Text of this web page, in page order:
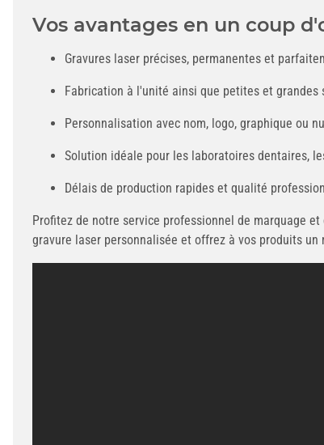
Vos avantages en un coup
Gravures laser précises, permanentes et
Fabrication à l'unité ainsi que petites et grandes
Personnalisation avec nom, logo, graphique ou
Solution idéale pour les laboratoires dentaires,
Délais de production rapides et qualité
Profitez de notre service professionnel de marquage
gravure laser personnalisée et offrez à vos produits